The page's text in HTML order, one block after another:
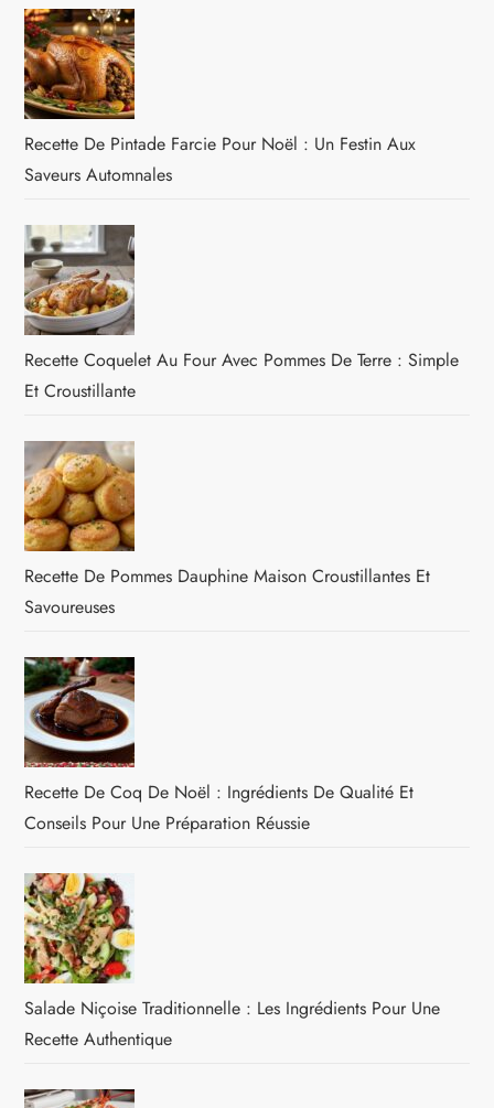
Recette De Pintade Farcie Pour Noël : Un Festin Aux
Saveurs Automnales
Recette Coquelet Au Four Avec Pommes De Terre : Simple
Et Croustillante
Recette De Pommes Dauphine Maison Croustillantes Et
Savoureuses
Recette De Coq De Noël : Ingrédients De Qualité Et
Conseils Pour Une Préparation Réussie
Salade Niçoise Traditionnelle : Les Ingrédients Pour Une
Recette Authentique